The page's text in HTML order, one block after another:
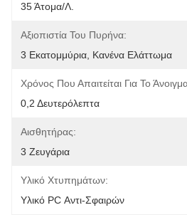
35 Άτομα/λ.
Αξιοπιστία Του Πυρήνα:
3 Εκατομμύρια, Κανένα Ελάττωμα
Χρόνος Που Απαιτείται Για Το
0,2 Δευτερόλεπτα
Αισθητήρας:
3 Ζευγάρια
Υλικό Χτυπημάτων:
Υλικό PC Αντι-Σφαιρών